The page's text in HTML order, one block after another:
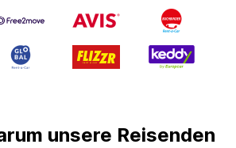
unsere Reisenden